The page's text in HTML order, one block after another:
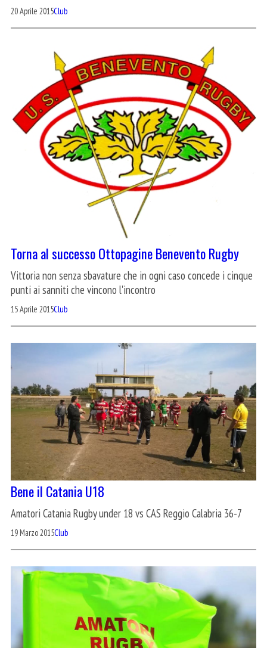
20 Aprile 2015Club
Torna al successo Ottopagine Benevento Rugby
Vittoria non senza sbavature che in ogni caso concede i cinque
punti ai sanniti che vincono l'incontro
15 Aprile 2015Club
Bene il Catania U18
Amatori Catania Rugby under 18 vs CAS Reggio Calabria 36-7
19 Marzo 2015Club